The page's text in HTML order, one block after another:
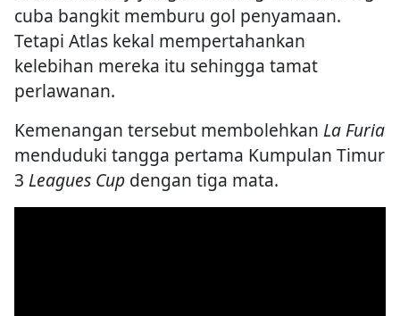
cuba bangkit memburu gol penyamaan.
Tetapi Atlas kekal mempertahankan
kelebihan mereka itu sehingga tamat
perlawanan.
Kemenangan tersebut membolehkan La Furia
menduduki tangga pertama Kumpulan Timur
3 Leagues Cup dengan tiga mata.